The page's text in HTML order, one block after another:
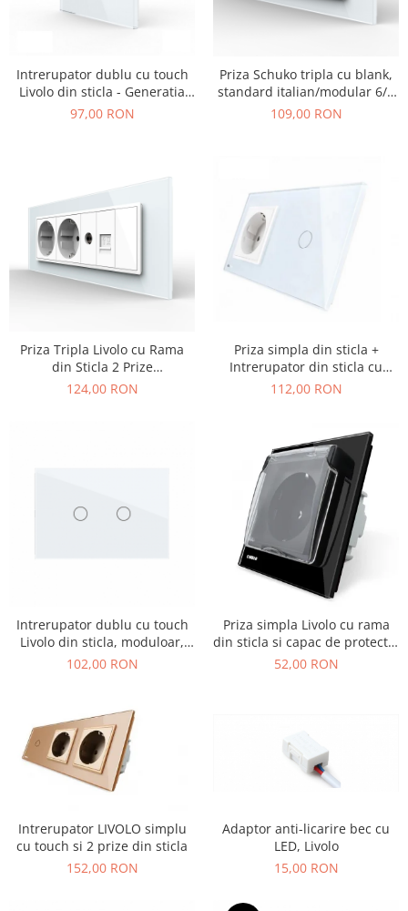
Intrerupator dublu cu touch
Livolo din sticla - Generatia
Noua
97,00 RON
Priza Schuko tripla cu blank,
standard italian/modular 6/7
module
109,00 RON
Priza Tripla Livolo cu Rama
din Sticla 2 Prize
Schuko+TV/internet, standard
124,00 RON
Priza simpla din sticla +
Intrerupator din sticla cu
touch simplu Livolo
112,00 RON
Intrerupator dublu cu touch
Livolo din sticla, moduloar,
standard Italian
102,00 RON
Priza simpla Livolo cu rama
din sticla si capac de protectie
rezistent la apa
52,00 RON
Intrerupator LIVOLO simplu
cu touch si 2 prize din sticla
152,00 RON
Adaptor anti-licarire bec cu
LED, Livolo
15,00 RON